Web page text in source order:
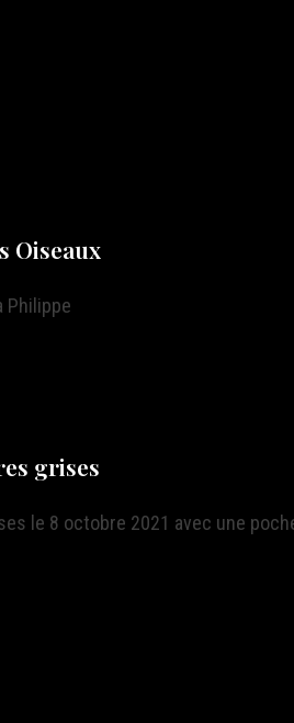
Oiseaux
Philippe
grises
le 8 octobre 2021 avec une